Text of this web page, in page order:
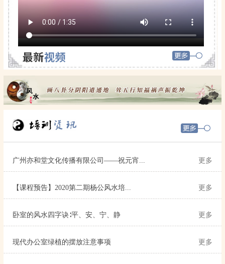
广州亦和堂文化传播有限公司——祝元宵... 更多
【课程预告】2020第二期杨公风水培... 更多
卧室的风水四字诀∶平、安、宁、静 更多
现代办公室绿植的摆放注意事项 更多